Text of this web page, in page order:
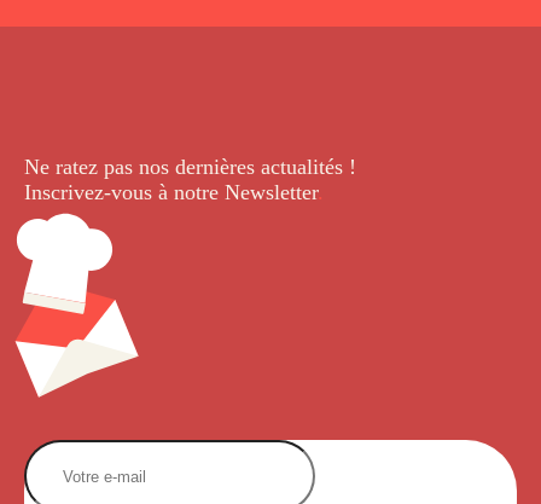
Ne ratez pas nos dernières actualités !
Inscrivez-vous à notre Newsletter.